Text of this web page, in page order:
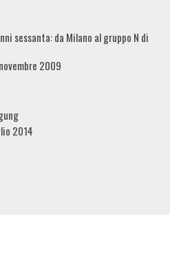
sessanta: da Milano al gruppo N di
2009
2014